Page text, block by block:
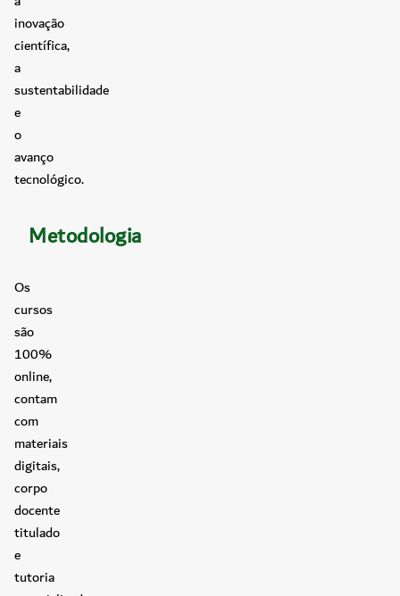
inovação
científica,
a
sustentabilidade
e
o
avanço
tecnológico.
Metodologia
Os
cursos
são
100%
online,
contam
com
materiais
digitais,
corpo
docente
titulado
e
tutoria